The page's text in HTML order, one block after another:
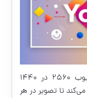
سایز استاندارد کاور برای کانال یوتیوب ۲۵۶۰ در ۱۴۴۰
تا تصویر در هر